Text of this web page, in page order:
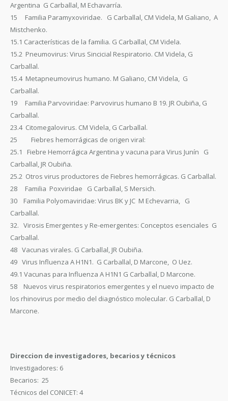
Argentina G Carballal, M Echavarría.
15 Familia Paramyxoviridae. G Carballal, CM Videla, M Galiano, A
Mistchenko.
15.1 Características de la familia. G Carballal, CM Videla.
15.2 Pneumovirus: Virus Sincicial Respiratorio. CM Videla, G
Carballal.
15.4 Metapneumovirus humano. M Galiano, CM Videla, G
Carballal.
19 Familia Parvoviridae: Parvovirus humano B 19. JR Oubiña, G
Carballal.
23.4 Citomegalovirus. CM Videla, G Carballal.
25 Fiebres hemorrágicas de origen viral:
25.1 Fiebre Hemorrágica Argentina y vacuna para Virus Junín G
Carballal, JR Oubiña.
25.2 Otros virus productores de Fiebres hemorrágicas. G Carballal.
28 Familia Poxviridae G Carballal, S Mersich.
30 Familia Polyomaviridae: Virus BK y JC M Echevarria, G
Carballal.
32. Virosis Emergentes y Re-emergentes: Conceptos esenciales G
Carballal.
48 Vacunas virales. G Carballal, JR Oubiña.
49 Virus Influenza A H1N1. G Carballal, D Marcone, O Uez.
49.1 Vacunas para Influenza A H1N1 G Carballal, D Marcone.
58 Nuevos virus respiratorios emergentes y el nuevo impacto de
los rhinovirus por medio del diagnóstico molecular. G Carballal, D
Marcone.
Direccion de investigadores, becarios y técnicos
Investigadores: 6
Becarios: 25
Técnicos del CONICET: 4